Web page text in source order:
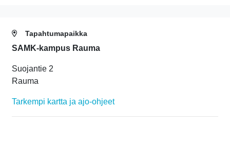
Tapahtumapaikka
SAMK-kampus Rauma
Suojantie 2
Rauma
Tarkempi kartta ja ajo-ohjeet